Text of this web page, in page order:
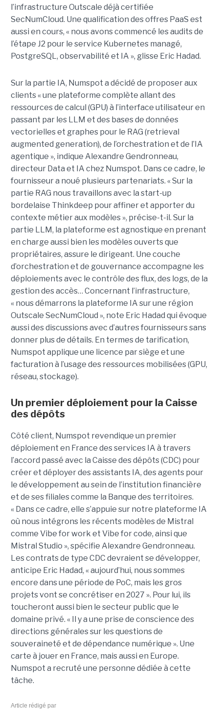
l’infrastructure Outscale déjà certifiée
SecNumCloud. Une qualification des offres PaaS est
aussi en cours, « nous avons commencé les audits de
l’étape J2 pour le service Kubernetes managé,
PostgreSQL, observabilité et IA », glisse Eric Hadad.
Sur la partie IA, Numspot a décidé de proposer aux
clients « une plateforme complète allant des
ressources de calcul (GPU) à l’interface utilisateur en
passant par les LLM et des bases de données
vectorielles et graphes pour le RAG (retrieval
augmented generation), de l’orchestration et de l’IA
agentique », indique Alexandre Gendronneau,
directeur Data et IA chez Numspot. Dans ce cadre, le
fournisseur a noué plusieurs partenariats. « Sur la
partie RAG nous travaillons avec la start-up
bordelaise Thinkdeep pour affiner et apporter du
contexte métier aux modèles », précise-t-il. Sur la
partie LLM, la plateforme est agnostique en prenant
en charge aussi bien les modèles ouverts que
propriétaires, assure le dirigeant. Une couche
d’orchestration et de gouvernance accompagne les
déploiements avec le contrôle des flux, des logs, de la
gestion des accès… Concernant l’infrastructure,
« nous démarrons la plateforme IA sur une région
Outscale SecNumCloud », note Eric Hadad qui évoque
aussi des discussions avec d’autres fournisseurs sans
donner plus de détails. En termes de tarification,
Numspot applique une licence par siège et une
facturation à l’usage des ressources mobilisées (GPU,
réseau, stockage).
Un premier déploiement pour la Caisse
des dépôts
Côté client, Numspot revendique un premier
déploiement en France des services IA à travers
l’accord passé avec la Caisse des dépôts (CDC) pour
créer et déployer des assistants IA, des agents pour
le développement au sein de l’institution financière
et de ses filiales comme la Banque des territoires.
« Dans ce cadre, elle s’appuie sur notre plateforme IA
où nous intégrons les récents modèles de Mistral
comme Vibe for work et Vibe for code, ainsi que
Mistral Studio », spécifie Alexandre Gendronneau.
Les contrats de type CDC devraient se développer,
anticipe Eric Hadad, « aujourd’hui, nous sommes
encore dans une période de PoC, mais les gros
projets vont se concrétiser en 2027 ». Pour lui, ils
toucheront aussi bien le secteur public que le
domaine privé. « Il y a une prise de conscience des
directions générales sur les questions de
souveraineté et de dépendance numérique ». Une
carte à jouer en France, mais aussi en Europe.
Numspot a recruté une personne dédiée à cette
tâche.
Article rédigé par